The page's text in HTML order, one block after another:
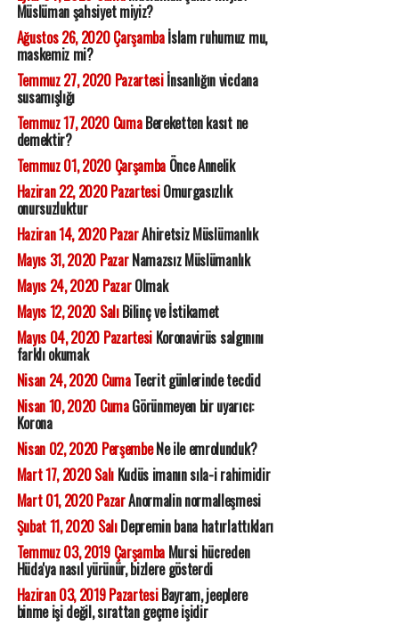
Müslüman şahsiyet miyiz?
Ağustos 26, 2020 Çarşambaİslam ruhumuz mu,
maskemiz mi?
Temmuz 27, 2020 Pazartesiİnsanlığın vicdana
susamışlığı
Temmuz 17, 2020 CumaBereketten kasıt ne
demektir?
Temmuz 01, 2020 ÇarşambaÖnce Annelik
Haziran 22, 2020 PazartesiOmurgasızlık
onursuzluktur
Haziran 14, 2020 PazarAhiretsiz Müslümanlık
Mayıs 31, 2020 PazarNamazsız Müslümanlık
Mayıs 24, 2020 PazarOlmak
Mayıs 12, 2020 SalıBilinç ve İstikamet
Mayıs 04, 2020 PazartesiKoronavirüs salgınını
farklı okumak
Nisan 24, 2020 CumaTecrit günlerinde tecdid
Nisan 10, 2020 CumaGörünmeyen bir uyarıcı:
Korona
Nisan 02, 2020 PerşembeNe ile emrolunduk?
Mart 17, 2020 SalıKudüs imanın sıla-i rahimidir
Mart 01, 2020 PazarAnormalin normalleşmesi
Şubat 11, 2020 SalıDepremin bana hatırlattıkları
Temmuz 03, 2019 ÇarşambaMursi hücreden
Hüda'ya nasıl yürünür, bizlere gösterdi
Haziran 03, 2019 PazartesiBayram, jeeplere
binme işi değil, sırattan geçme işidir